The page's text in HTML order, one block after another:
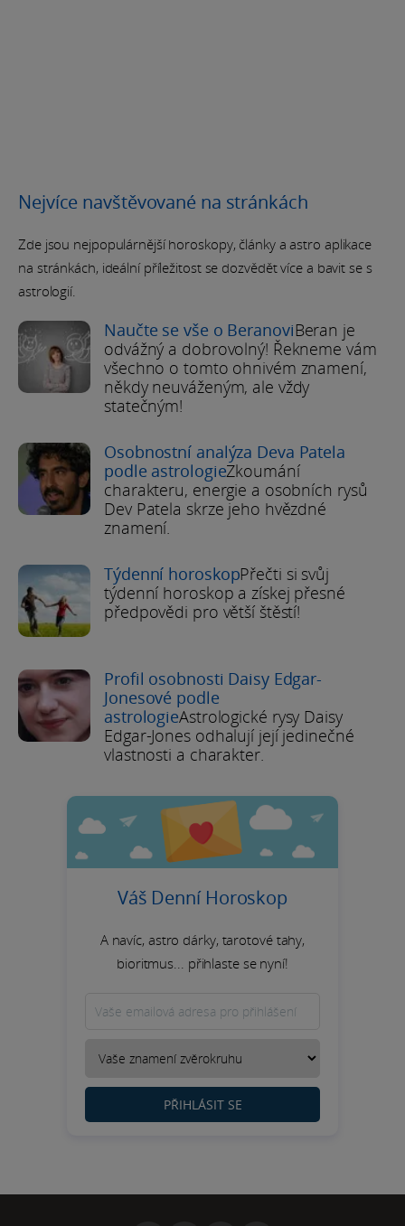
Nejvíce navštěvované na stránkách
Zde jsou nejpopulárnější horoskopy, články a astro aplikace
na stránkách, ideální příležitost se dozvědět více a bavit se s
astrologií.
Naučte se vše o BeranoviBeran je
odvážný a dobrovolný! Řekneme vám
všechno o tomto ohnivém znamení,
někdy neuváženým, ale vždy
statečným!
Osobnostní analýza Deva Patela
podle astrologieZkoumání
charakteru, energie a osobních rysů
Dev Patela skrze jeho hvězdné
znamení.
Týdenní horoskopPřečti si svůj
týdenní horoskop a získej přesné
předpovědi pro větší štěstí!
Profil osobnosti Daisy Edgar-
Jonesové podle
astrologieAstrologické rysy Daisy
Edgar-Jones odhalují její jedinečné
vlastnosti a charakter.
Váš Denní Horoskop
A navíc, astro dárky, tarotové tahy,
bioritmus... přihlaste se nyní!
PŘIHLÁSIT SE